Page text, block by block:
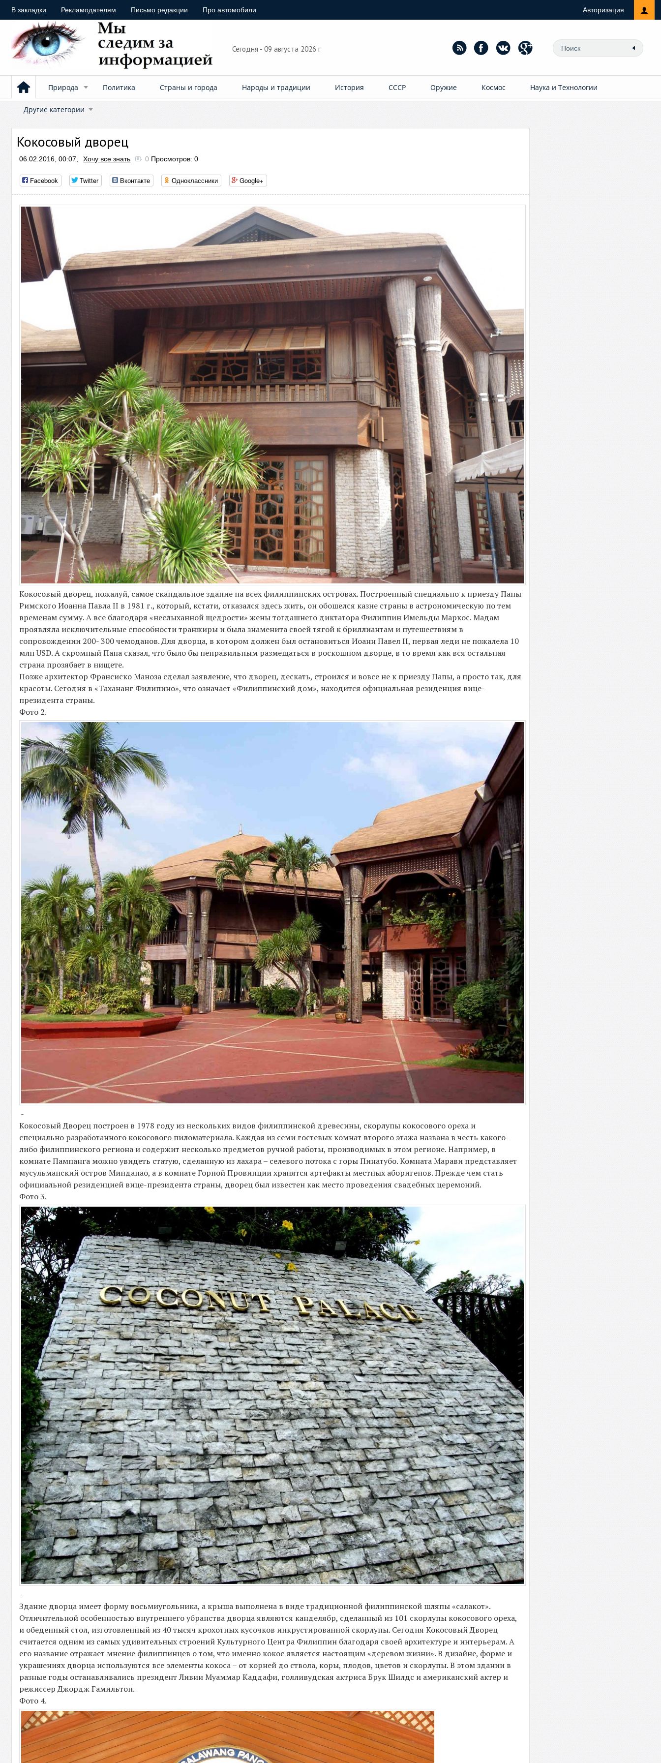
В закладки Рекламодателям Письмо редакции Про автомобили Авторизация
Сегодня - 09 августа 2026 г
Природа Политика Страны и города Народы и традиции История СССР Оружие Космос Наука и Технологии
Другие категории
Кокосовый дворец
06.02.2016, 00:07, Хочу все знать 0 Просмотров: 0
Facebook Twitter Вконтакте Одноклассники Google+
Кокосовый дворец, пожалуй, самое скандальное здание на всех филиппинских островах. Построенный специально к приезду Папы
Римского Иоанна Павла II в 1981 г., который, кстати, отказался здесь жить, он обошелся казне страны в астрономическую по тем
временам сумму. А все благодаря «неслыханной щедрости» жены тогдашнего диктатора Филиппин Имельды Маркос. Мадам
проявляла исключительные способности транжиры и была знаменита своей тягой к бриллиантам и путешествиям в
сопровождении 200- 300 чемоданов. Для дворца, в котором должен был остановиться Иоанн Павел II, первая леди не пожалела 10
млн USD. А скромный Папа сказал, что было бы неправильным размещаться в роскошном дворце, в то время как вся остальная
страна прозябает в нищете.
Позже архитектор Франсиско Маноза сделал заявление, что дворец, дескать, строился и вовсе не к приезду Папы, а просто так, для
красоты. Сегодня в «Тахананг Филипино», что означает «Филиппинский дом», находится официальная резиденция вице-
президента страны.
Фото 2.
-
Кокосовый Дворец построен в 1978 году из нескольких видов филиппинской древесины, скорлупы кокосового ореха и
специально разработанного кокосового пиломатериала. Каждая из семи гостевых комнат второго этажа названа в честь какого-
либо филиппинского региона и содержит несколько предметов ручной работы, производимых в этом регионе. Например, в
комнате Пампанга можно увидеть статую, сделанную из лахара – селевого потока с горы Пинатубо. Комната Марави представляет
мусульманский остров Минданао, а в комнате Горной Провинции хранятся артефакты местных аборигенов. Прежде чем стать
официальной резиденцией вице-президента страны, дворец был известен как место проведения свадебных церемоний.
Фото 3.
-
Здание дворца имеет форму восьмиугольника, а крыша выполнена в виде традиционной филиппинской шляпы «салакот».
Отличительной особенностью внутреннего убранства дворца являются канделябр, сделанный из 101 скорлупы кокосового ореха,
и обеденный стол, изготовленный из 40 тысяч крохотных кусочков инкрустированной скорлупы. Сегодня Кокосовый Дворец
считается одним из самых удивительных строений Культурного Центра Филиппин благодаря своей архитектуре и интерьерам. А
его название отражает мнение филиппинцев о том, что именно кокос является настоящим «деревом жизни». В дизайне, форме и
украшениях дворца используются все элементы кокоса – от корней до ствола, коры, плодов, цветов и скорлупы. В этом здании в
разные годы останавливались президент Ливии Муаммар Каддафи, голливудская актриса Брук Шилдс и американский актер и
режиссер Джордж Гамильтон.
Фото 4.